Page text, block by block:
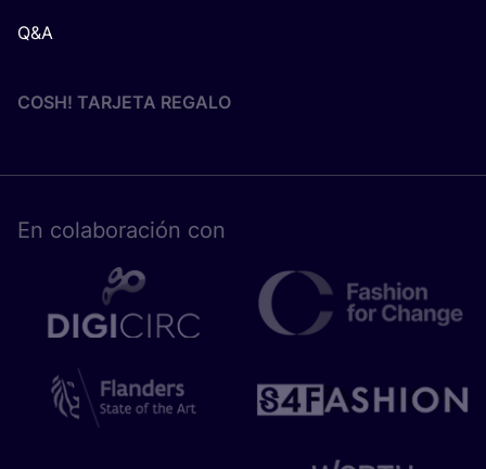
Q&A
COSH! TARJETA REGALO
En cola­bo­ra­ción con